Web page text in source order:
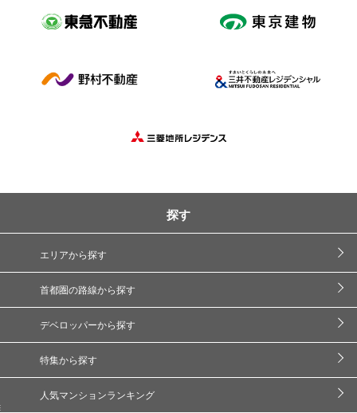
探す
エリアから探す
首都圏の路線から探す
デベロッパーから探す
特集から探す
人気マンションランキング